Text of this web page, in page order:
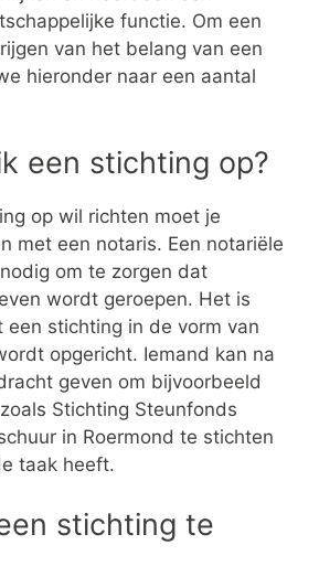
functie. Om een
van het belang van een
hieronder naar een aantal
een stichting op?
op wil richten moet je
met een notaris. Een notariële
om te zorgen dat
wordt geroepen. Het is
een stichting in de vorm van
opgericht. Iemand kan na
geven om bijvoorbeeld
Stichting Steunfonds
in Roermond te stichten
taak heeft.
stichting te